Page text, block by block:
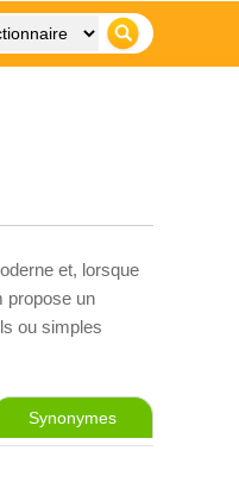
et, lorsque
propose un
ou simples
Synonymes